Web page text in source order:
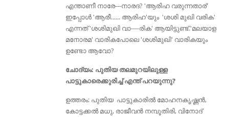
എന്താണീ നാരേ---നാരദ? 'ആരിഹ വരുന്നതാര്'
ഇപ്പോള്‍ 'ആരീ...... ആരിഹ'യും 'ശശി മുഖി വരിക'
എന്നത് 'ശശിമുഖി വാ----രിക' ആയിട്ടുണ്ട്‌.'മലയാള
മനോരമ' വാരികപോലെ 'ശശിമുഖി' വാരികയും
ഉണ്ടോ ആവോ?
ചോദ്യം: പുതിയ തലമുറയിലുള്ള
പാട്ടുകാരെക്കുരിച്ച് എന്ത് പറയുന്നു?
ഉത്തരം: പുതിയ പാട്ടുകാരില്‍ മോഹനകൃഷ്ണൻ,
കോട്ടക്കല്‍ മധു, രാജീവന്‍ നമ്പൂതിരി, വിനോദ്